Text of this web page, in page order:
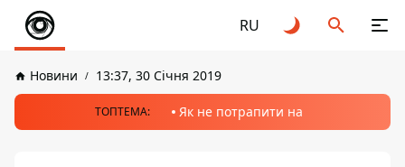
RU
Новини 13:37, 30 Січня 2019
ТОПТЕМА: Як не потрапити на